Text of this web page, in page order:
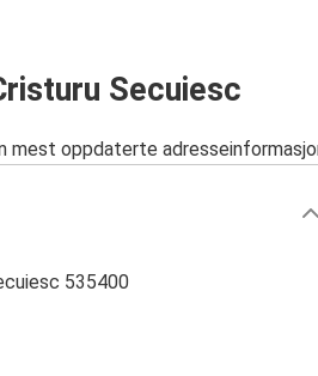
Secuiesc
mest oppdaterte
535400